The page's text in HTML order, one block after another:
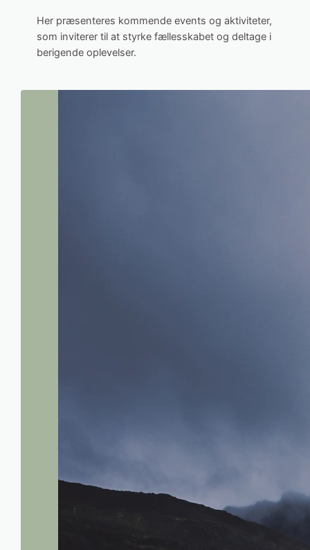
Her præsenteres kommende events og aktiviteter,
som inviterer til at styrke fællesskabet og deltage i
berigende oplevelser.